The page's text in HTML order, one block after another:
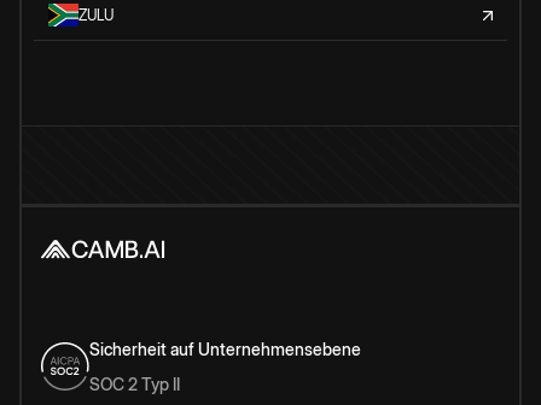
ZULU
Sicherheit auf Unternehmensebene
SOC 2 Typ II